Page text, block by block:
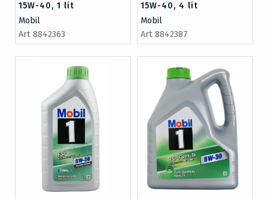
15W-40, 1 lit
Mobil
Art 8842363
15W-40, 4 lit
Mobil
Art 8842387